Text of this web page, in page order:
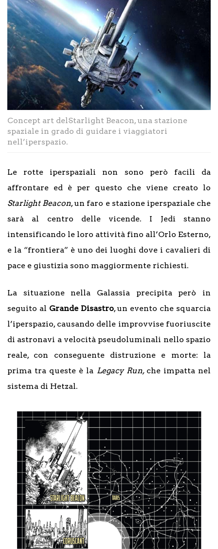
Concept art delStarlight Beacon, una stazione
spaziale in grado di guidare i viaggiatori
nell’iperspazio.
Le rotte iperspaziali non sono però facili da
affrontare ed è per questo che viene creato lo
Starlight Beacon, un faro e stazione iperspaziale che
sarà al centro delle vicende. I Jedi stanno
intensificando le loro attività fino all’Orlo Esterno,
e la “frontiera” è uno dei luoghi dove i cavalieri di
pace e giustizia sono maggiormente richiesti.
La situazione nella Galassia precipita però in
seguito al Grande Disastro, un evento che squarcia
l’iperspazio, causando delle improvvise fuoriuscite
di astronavi a velocità pseudoluminali nello spazio
reale, con conseguente distruzione e morte: la
prima tra queste è la Legacy Run, che impatta nel
sistema di Hetzal.